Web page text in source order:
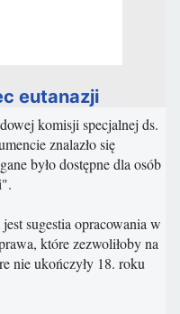
eutanazji
komisji specjalnej ds.
znalazło się
było dostępne dla osób
sugestia opracowania w
które zezwoliłoby na
nie ukończyły 18. roku